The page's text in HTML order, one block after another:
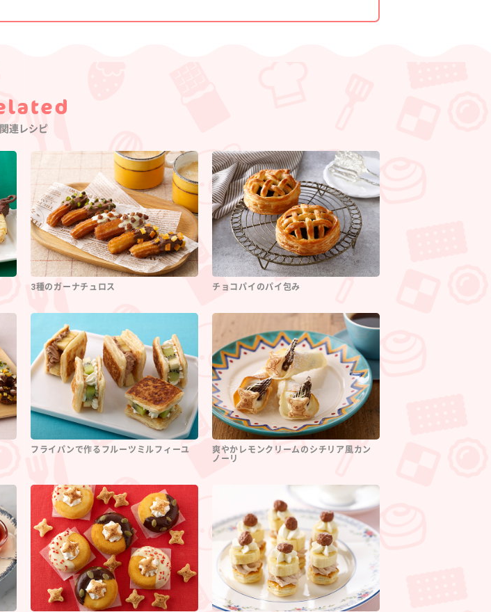
Category
関連レシピ
3種のガーナチュロス チョコパイのパイ包み
フライパンで作るフルーツミルフィーユ
爽やかレモンクリームのシチリア風カン
ノーリ